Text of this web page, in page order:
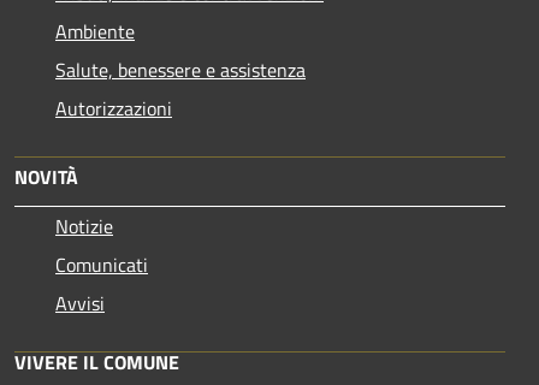
Ambiente
Salute, benessere e assistenza
Autorizzazioni
NOVITÀ
Notizie
Comunicati
Avvisi
VIVERE IL COMUNE